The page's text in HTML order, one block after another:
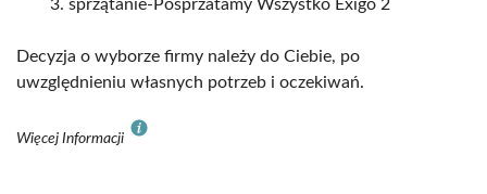
sprzątanie-Posprzatamy Wszystko Exigo 2
Decyzja o wyborze firmy należy do Ciebie, po
uwzględnieniu własnych potrzeb i oczekiwań.
Więcej Informacji